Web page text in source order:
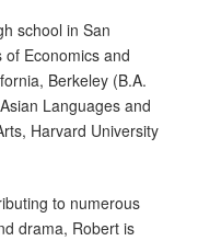
school in San
Economics and
Berkeley (B.A.
Languages and
Harvard University
to numerous
drama, Robert is